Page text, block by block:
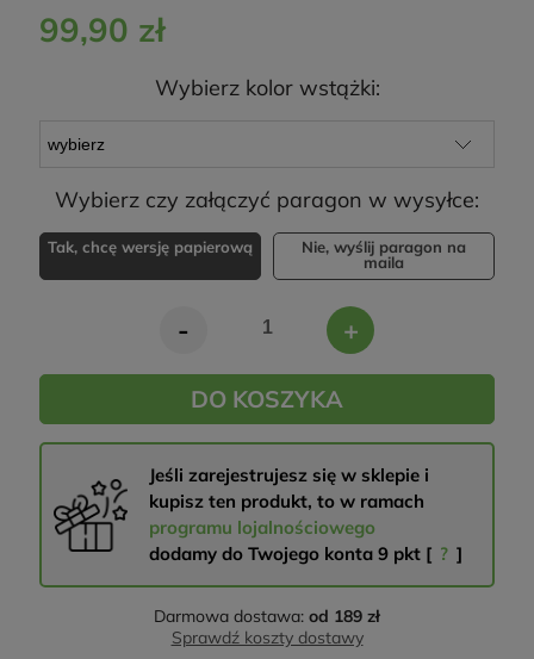
99,90 zł
Wybierz kolor wstążki:
Wybierz czy załączyć paragon w wysyłce:
Tak, chcę wersję papierową
Nie, wyślij paragon na
maila
- +
DO KOSZYKA
Jeśli zarejestrujesz się w sklepie i
kupisz ten produkt, to w ramach
programu lojalnościowego
dodamy do Twojego konta 9pkt [ ? ]
Darmowa dostawa: od 189 zł
Sprawdź koszty dostawy